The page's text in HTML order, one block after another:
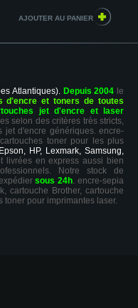
Atlantiques). Depuis 2004 le
d'encre et toners de toutes
jet d'encre et laser
selon des critères très stricts,
jet d'encre génériques. encre-
toner pour les plus
HP, Lexmark, Samsung,
livrées en express aussi bien
Notre stock de
sous 24h. encre-sepia
cartouche Brother, cartouche
toner pour imprimantes laser.